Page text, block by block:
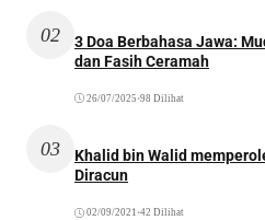
02
3 Doa Berbahasa Jawa:
dan Fasih Ceramah
26/07/2025 •98 Dilihat
03
Khalid bin Walid
Diracun
02/09/2021 •42 Dilihat